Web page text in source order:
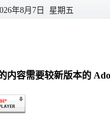
年8月7日 星期五
内容需要较新版本的